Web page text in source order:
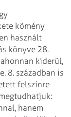
kömény
használt
könyve 28.
kiderül,
8. században is
felszínre
hanem